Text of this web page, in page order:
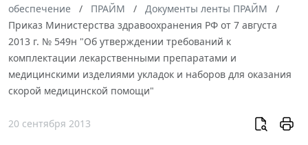
обеспечение
ПРАЙМ
Документы ленты ПРАЙМ
Приказ Министерства здравоохранения РФ от 7 августа
2013 г. № 549н "Об утверждении требований к
комплектации лекарственными препаратами и
медицинскими изделиями укладок и наборов для оказания
скорой медицинской помощи"
20 сентября 2013